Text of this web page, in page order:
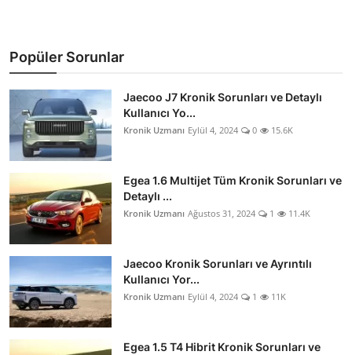
Popüler Sorunlar
Jaecoo J7 Kronik Sorunları ve Detaylı
Kullanıcı Yo...
Kronik Uzmanı Eylül 4, 2024 0 15.6K
Egea 1.6 Multijet Tüm Kronik Sorunları ve
Detaylı ...
Kronik Uzmanı Ağustos 31, 2024 1 11.4K
Jaecoo Kronik Sorunları ve Ayrıntılı
Kullanıcı Yor...
Kronik Uzmanı Eylül 4, 2024 1 11K
Egea 1.5 T4 Hibrit Kronik Sorunları ve